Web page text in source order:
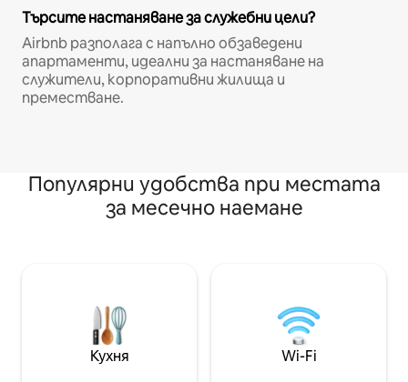
Търсите настаняване за служебни цели?
Airbnb разполага с напълно обзаведени
апартаменти, идеални за настаняване на
служители, корпоративни жилища и
преместване.
Популярни удобства при местата
за месечно наемане
Кухня Wi-Fi